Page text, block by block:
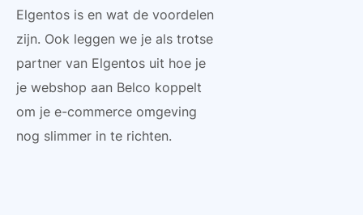
Elgentos is en wat de voordelen
zijn. Ook leggen we je als trotse
partner van Elgentos uit hoe je
je webshop aan Belco koppelt
om je e-commerce omgeving
nog slimmer in te richten.